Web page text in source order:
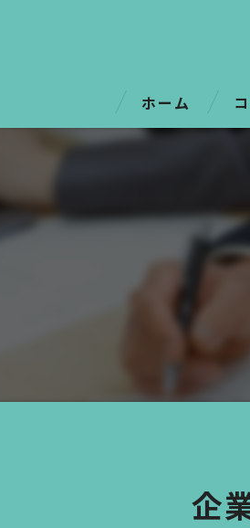
ホーム
企